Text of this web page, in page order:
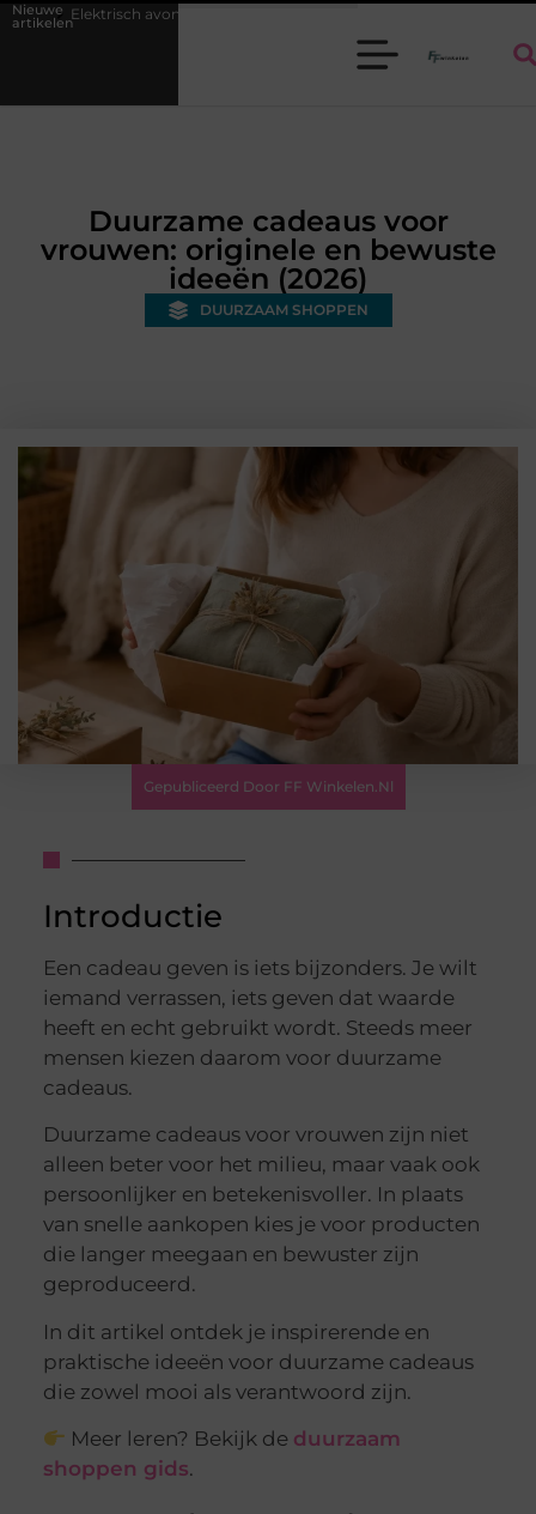
Nieuwe
artikelen
voor kinderen: kies je een auto of kinderquad?
Duurzame cadeaus voor
vrouwen: originele en bewuste
ideeën (2026)
DUURZAAM SHOPPEN
Gepubliceerd Door FF Winkelen.nl
Introductie
Een cadeau geven is iets bijzonders. Je wilt
iemand verrassen, iets geven dat waarde
heeft en echt gebruikt wordt. Steeds meer
mensen kiezen daarom voor duurzame
cadeaus.
Duurzame cadeaus voor vrouwen zijn niet
alleen beter voor het milieu, maar vaak ook
persoonlijker en betekenisvoller. In plaats
van snelle aankopen kies je voor producten
die langer meegaan en bewuster zijn
geproduceerd.
In dit artikel ontdek je inspirerende en
praktische ideeën voor duurzame cadeaus
die zowel mooi als verantwoord zijn.
Meer leren? Bekijk de duurzaam
shoppen gids.